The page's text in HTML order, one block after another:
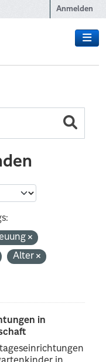
Anmelden
Alter
in